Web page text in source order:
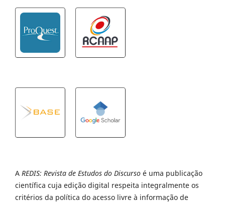
AREDIS: Revista de Estudos do Discurso é uma publicação
científica cuja edição digital respeita integralmente os
critérios da política do acesso livre à informação de